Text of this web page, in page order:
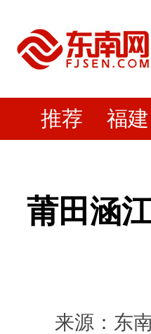
推荐 福建
莆田涵
来源：东